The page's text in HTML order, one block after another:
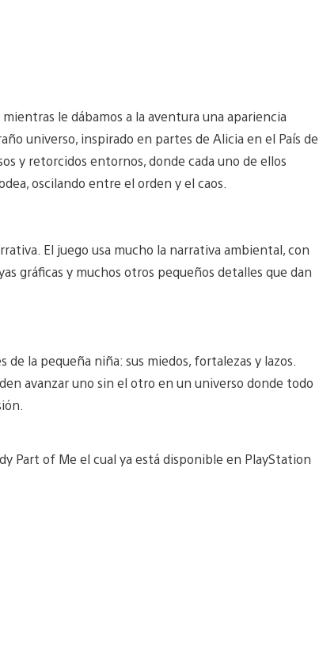
le dábamos a la aventura una apariencia
universo, inspirado en partes de Alicia en el País de
y retorcidos entornos, donde cada uno de ellos
oscilando entre el orden y el caos.
El juego usa mucho la narrativa ambiental, con
gráficas y muchos otros pequeños detalles que dan
la pequeña niña: sus miedos, fortalezas y lazos.
avanzar uno sin el otro en un universo donde todo
Part of Me el cual ya está disponible en PlayStation